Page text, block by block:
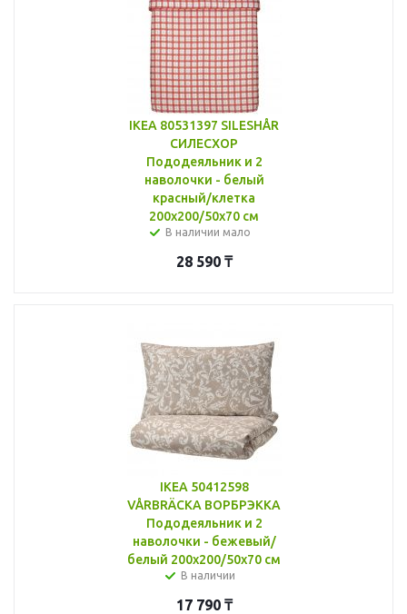
IKEA 80531397 SILESHÅR
СИЛЕСХОР
Пододеяльник и 2
наволочки - белый
красный/клетка
200x200/50x70 см
В наличии мало
28 590₸
IKEA 50412598
VÅRBRÄCKA ВОРБРЭККА
Пододеяльник и 2
наволочки - бежевый/
белый 200x200/50x70 см
В наличии
17 790₸